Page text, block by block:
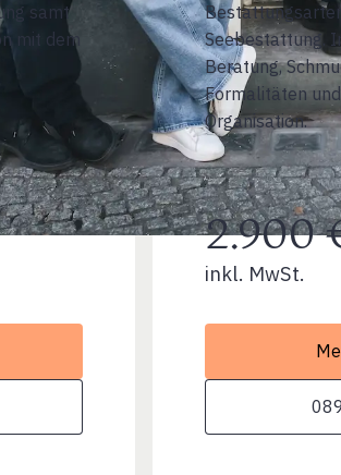
samt
mit dem
Seebestattung.
Beratung,
Formalitäten
Organisation.
2.900
inkl. MwSt.